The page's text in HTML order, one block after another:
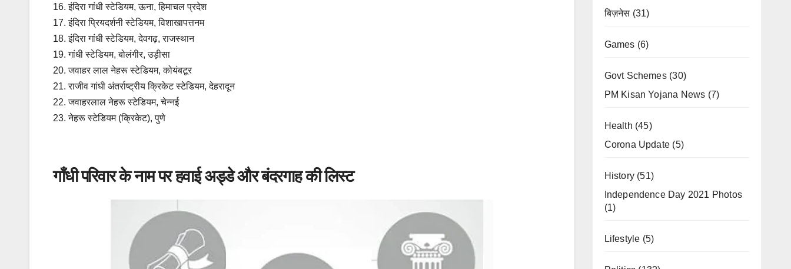
16. इंदिरा गांधी स्टेडियम, ऊना, हिमाचल प्रदेश
17. इंदिरा प्रियदर्शनी स्टेडियम, विशाखापत्तनम
18. इंदिरा गांधी स्टेडियम, देवगढ़, राजस्थान
19. गांधी स्टेडियम, बोलंगीर, उड़ीसा
20. जवाहर लाल नेहरू स्टेडियम, कोयंबटूर
21. राजीव गांधी अंतर्राष्ट्रीय क्रिकेट स्टेडियम, देहरादून
22. जवाहरलाल नेहरू स्टेडियम, चेन्नई
23. नेहरू स्टेडियम (क्रिकेट), पुणे
गाँधी परिवार के नाम पर हवाई अड्डे और बंदरगाह की लिस्ट
बिज़नेस (31)
Games (6)
Govt Schemes(30)
PM Kisan Yojana News (7)
Health (45)
Corona Update (5)
History(51)
Independence Day 2021 Photos
(1)
Lifestyle (5)